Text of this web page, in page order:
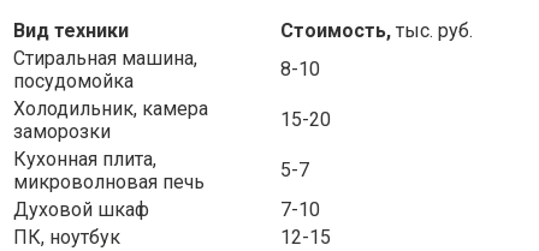
Вид техники
Стоимость, тыс. руб.
Стиральная машина,
посудомойка
8-10
Холодильник, камера
заморозки
15-20
Кухонная плита,
микроволновая печь
5-7
Духовой шкаф
7-10
ПК, ноутбук
12-15